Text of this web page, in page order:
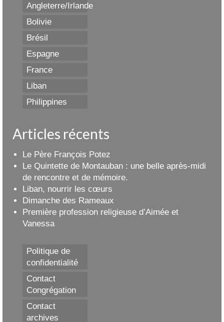
Angleterre/Irlande
Bolivie
Brésil
Espagne
France
Liban
Philippines
Articles récents
Le Père François Potez
Le Quintette de Montauban : une belle après-midi
de rencontre et de mémoire.
Liban, nourrir les cœurs
Dimanche des Rameaux
Première profession religieuse d’Aimée et
Vanessa
Politique de
confidentialité
Contact
Congrégation
Contact
archives